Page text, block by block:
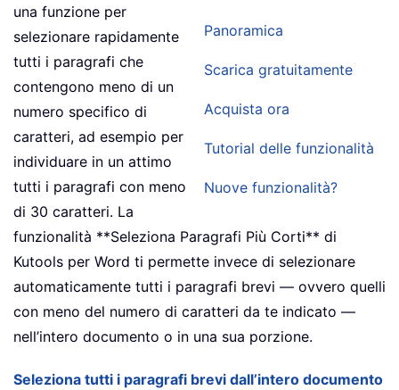
Panoramica
Scarica gratuitamente
Acquista ora
Tutorial delle funzionalità
Nuove funzionalità?
una funzione per
selezionare rapidamente
tutti i paragrafi che
contengono meno di un
numero specifico di
caratteri, ad esempio per
individuare in un attimo
tutti i paragrafi con meno
di 30 caratteri. La
funzionalità **Seleziona Paragrafi Più Corti** di
Kutools per Word ti permette invece di selezionare
automaticamente tutti i paragrafi brevi — ovvero quelli
con meno del numero di caratteri da te indicato —
nell’intero documento o in una sua porzione.
Seleziona tutti i paragrafi brevi dall’intero documento